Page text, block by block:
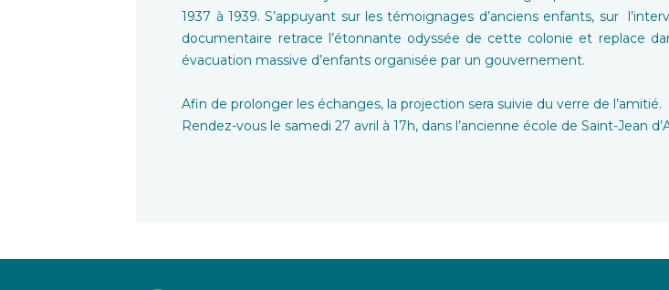
1937 à 1939. S’appuyant sur les témoignages d’anciens enfants, sur
documentaire retrace l’étonnante odyssée de cette colonie et replace
évacuation massive d’enfants organisée par un gouvernement.
Afin de prolonger les échanges, la projection sera suivie du verre de l’amitié.
Rendez-vous le samedi 27 avril à 17h, dans l’ancienne école de Saint-Jean